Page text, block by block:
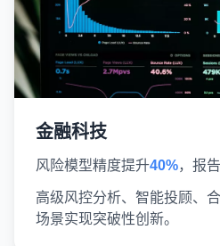
金融科技
风险模型精度提升40%，报
高级风控分析、智能投顾、
场景实现突破性创新。